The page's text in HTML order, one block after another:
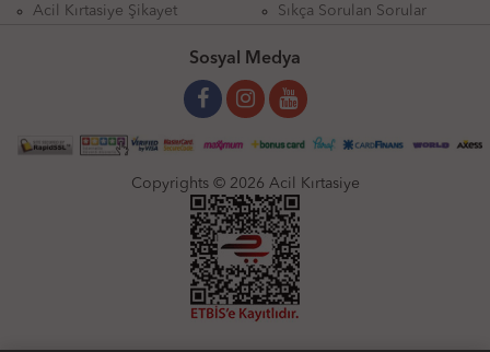
Acil Kırtasiye Şikayet
Sıkça Sorulan Sorular
Sosyal Medya
Copyrights © 2026 Acil Kırtasiye